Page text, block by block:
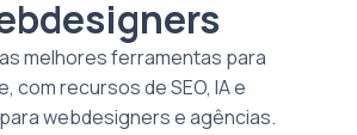
melhores ferramentas para
com recursos de SEO, IA e
webdesigners e agências.